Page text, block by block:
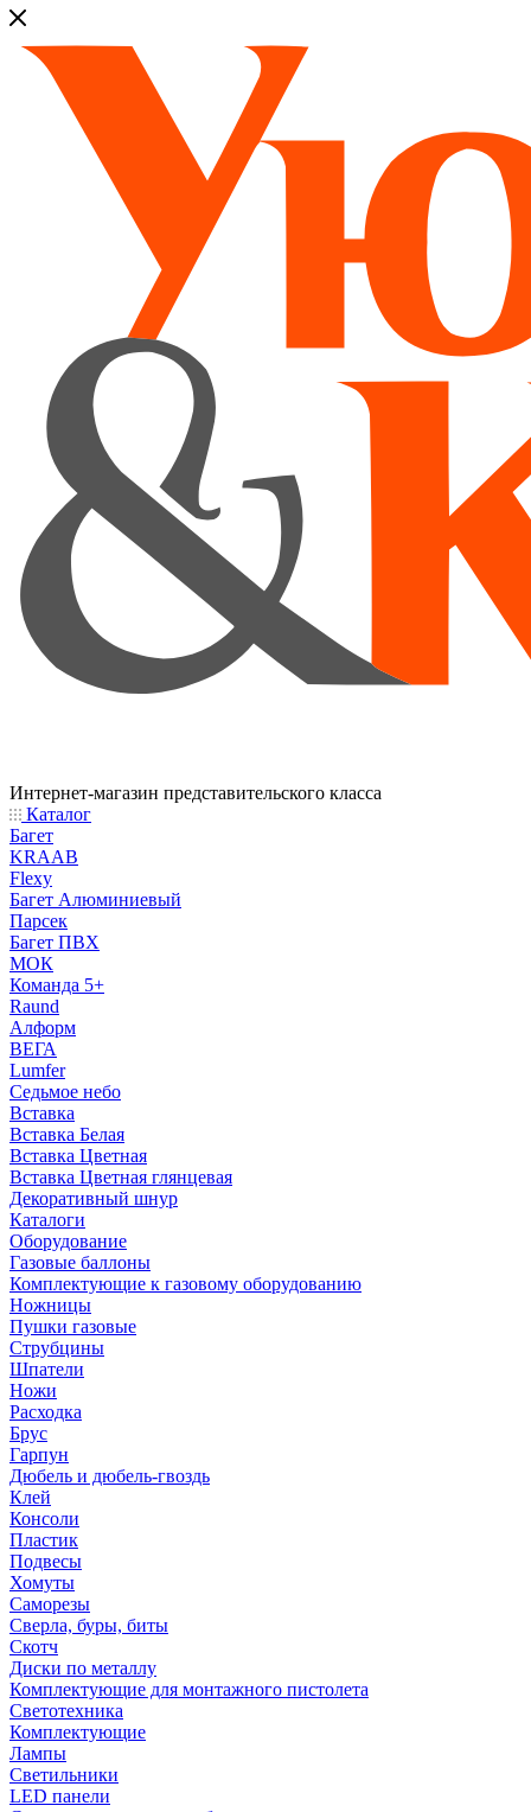
Интернет-магазин представительского класса
Каталог
Багет
KRAAB
Flexy
Багет Алюминиевый
Парсек
Багет ПВХ
МОК
Команда 5+
Raund
Алформ
ВЕГА
Lumfer
Седьмое небо
Вставка
Вставка Белая
Вставка Цветная
Вставка Цветная глянцевая
Декоративный шнур
Каталоги
Оборудование
Газовые баллоны
Комплектующие к газовому оборудованию
Ножницы
Пушки газовые
Струбцины
Шпатели
Ножи
Расходка
Брус
Гарпун
Дюбель и дюбель-гвоздь
Клей
Консоли
Пластик
Подвесы
Хомуты
Саморезы
Сверла, буры, биты
Скотч
Диски по металлу
Комплектующие для монтажного пистолета
Светотехника
Комплектующие
Лампы
Светильники
LED панели